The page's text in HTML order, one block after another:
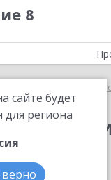
8
сайте будет
для региона
1С:Прогнозирование